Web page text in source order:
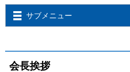
サブメニュー
会長挨拶